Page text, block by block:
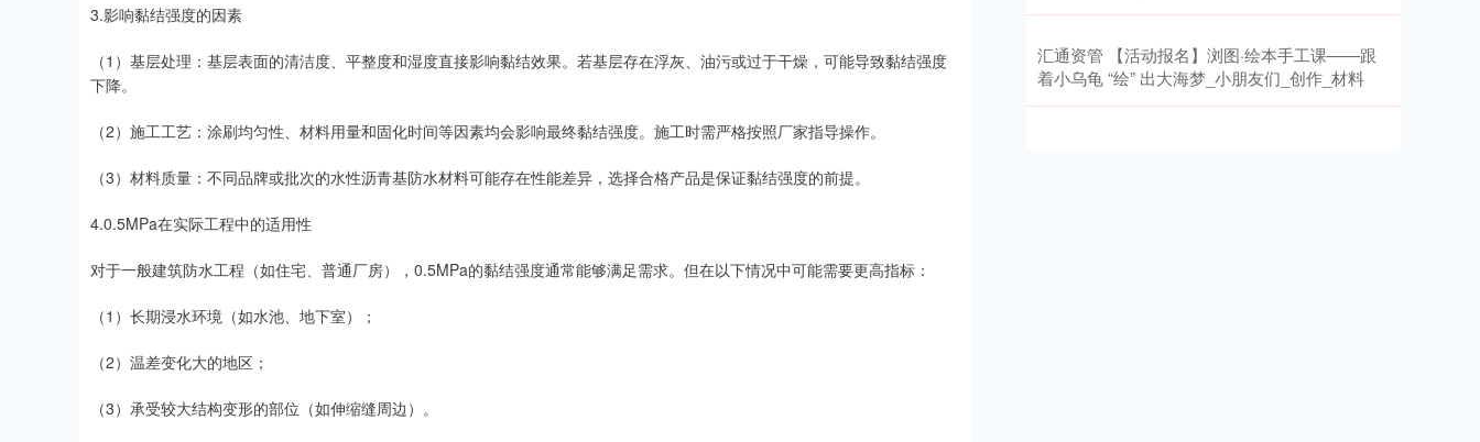
3.影响黏结强度的因素
（1）基层处理：基层表面的清洁度、平整度和湿度直接影响黏结效果。若基层存在浮灰、油污或过于干燥，可能导致黏结强度
下降。
（2）施工工艺：涂刷均匀性、材料用量和固化时间等因素均会影响最终黏结强度。施工时需严格按照厂家指导操作。
（3）材料质量：不同品牌或批次的水性沥青基防水材料可能存在性能差异，选择合格产品是保证黏结强度的前提。
4.0.5MPa在实际工程中的适用性
对于一般建筑防水工程（如住宅、普通厂房），0.5MPa的黏结强度通常能够满足需求。但在以下情况中可能需要更高指标：
（1）长期浸水环境（如水池、地下室）；
（2）温差变化大的地区；
（3）承受较大结构变形的部位（如伸缩缝周边）。
汇通资管 【活动报名】浏图·绘本手工课——跟
着小乌龟 “绘” 出大海梦_小朋友们_创作_材料